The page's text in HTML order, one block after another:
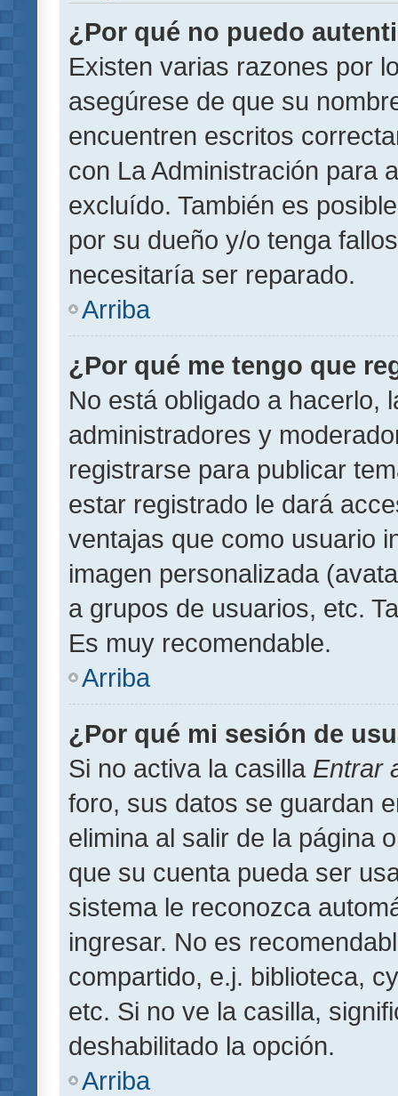
¿Por qué no puedo
Existen varias razones por
asegúrese de que su
encuentren escritos
con La Administración para
excluído. También es
por su dueño y/o tenga
necesitaría ser reparado.
Arriba
¿Por qué me tengo que
No está obligado a hacerlo,
administradores y
registrarse para publicar
estar registrado le dará
ventajas que como usuario
imagen personalizada
a grupos de usuarios, etc.
Es muy recomendable.
Arriba
¿Por qué mi sesión de
Si no activa la casilla Entrar
foro, sus datos se guardan
elimina al salir de la página
que su cuenta pueda ser
sistema le reconozca
ingresar. No es
compartido, e.j. biblioteca,
etc. Si no ve la casilla,
deshabilitado la opción.
Arriba